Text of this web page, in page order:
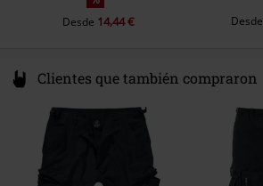
Desde 14,44 € Desde
Clientes que también compraron